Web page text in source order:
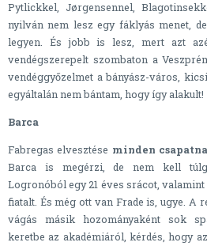
Pytlickkel, Jørgensennel,
nyilván nem lesz egy fáklyás menet,
legyen. És jobb is lesz, mert azt
vendégszerepelt szombaton a
vendéggyőzelmet a bányász-város,
egyáltalán nem bántam, hogy így alakult!
Barca
Fabregas elvesztése minden
Barca is megérzi, de nem kell
Logronóból egy 21 éves srácot,
fiatalt. És még ott van Frade is, ugye. A
vágás másik hozományaként sok
keretbe az akadémiáról, kérdés, hogy